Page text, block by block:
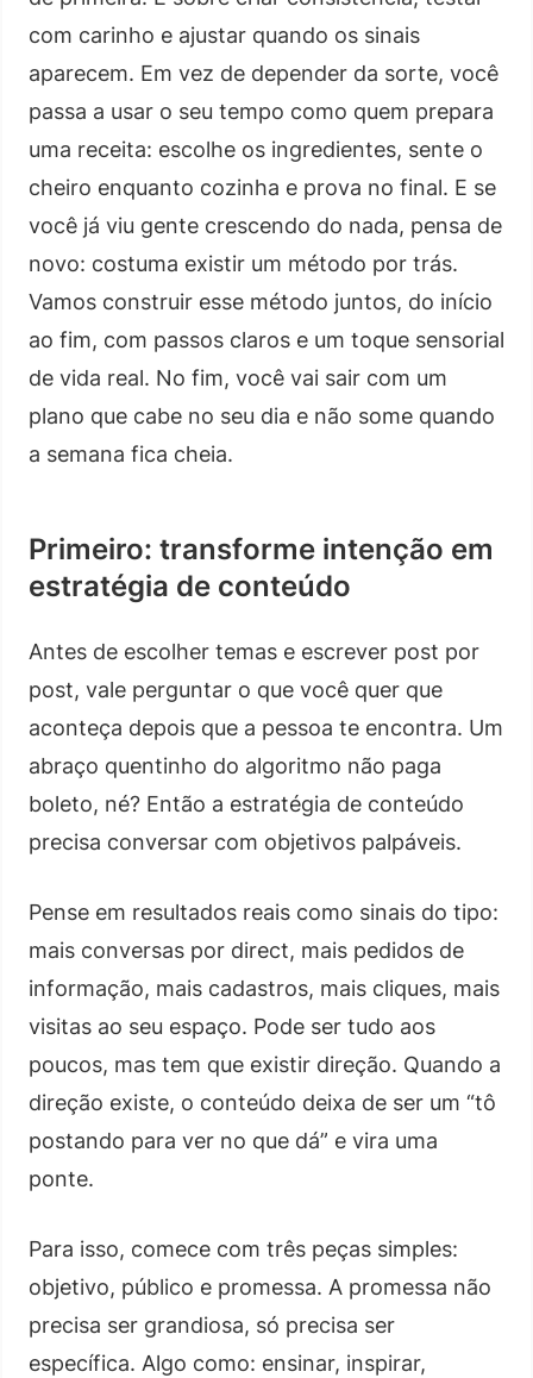
com carinho e ajustar quando os sinais
aparecem. Em vez de depender da sorte, você
passa a usar o seu tempo como quem prepara
uma receita: escolhe os ingredientes, sente o
cheiro enquanto cozinha e prova no final. E se
você já viu gente crescendo do nada, pensa de
novo: costuma existir um método por trás.
Vamos construir esse método juntos, do início
ao fim, com passos claros e um toque sensorial
de vida real. No fim, você vai sair com um
plano que cabe no seu dia e não some quando
a semana fica cheia.
Primeiro: transforme intenção em
estratégia de conteúdo
Antes de escolher temas e escrever post por
post, vale perguntar o que você quer que
aconteça depois que a pessoa te encontra. Um
abraço quentinho do algoritmo não paga
boleto, né? Então a estratégia de conteúdo
precisa conversar com objetivos palpáveis.
Pense em resultados reais como sinais do tipo:
mais conversas por direct, mais pedidos de
informação, mais cadastros, mais cliques, mais
visitas ao seu espaço. Pode ser tudo aos
poucos, mas tem que existir direção. Quando a
direção existe, o conteúdo deixa de ser um “tô
postando para ver no que dá” e vira uma
ponte.
Para isso, comece com três peças simples:
objetivo, público e promessa. A promessa não
precisa ser grandiosa, só precisa ser
específica. Algo como: ensinar, inspirar,